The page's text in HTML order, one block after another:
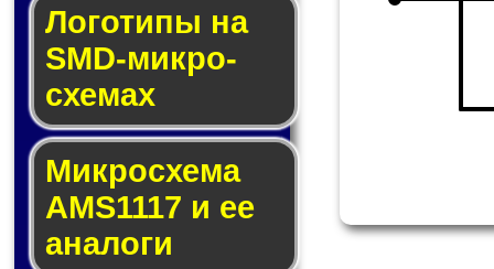
Логотипы на
SMD-мик­ро­
схе­мах
Микросхема
AMS1117 и ее
ана­ло­ги